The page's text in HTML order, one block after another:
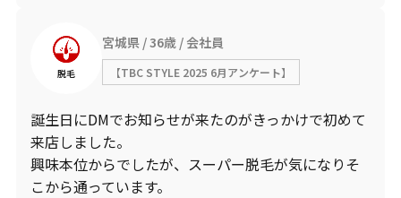
脱毛
宮城県 36歳 会社員
【TBC STYLE 2025 6月アンケート】
誕生日にDMでお知らせが来たのがきっかけで初めて
来店しました。
興味本位からでしたが、スーパー脱毛が気になりそ
こから通っています。